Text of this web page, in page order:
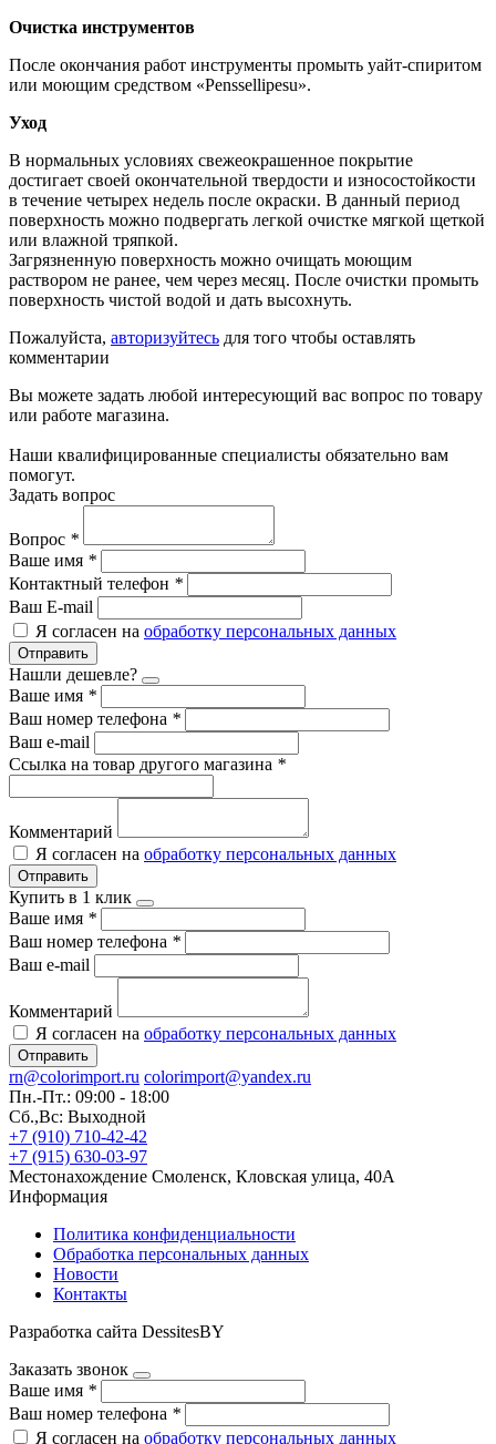
Очистка инструментов
После окончания работ инструменты промыть уайт-спиритом
или моющим средством «Penssellipesu».
Уход
В нормальных условиях свежеокрашенное покрытие
достигает своей окончательной твердости и износостойкости
в течение четырех недель после окраски. В данный период
поверхность можно подвергать легкой очистке мягкой щеткой
или влажной тряпкой.
Загрязненную поверхность можно очищать моющим
раствором не ранее, чем через месяц. После очистки промыть
поверхность чистой водой и дать высохнуть.
Пожалуйста, авторизуйтесь для того чтобы оставлять
комментарии
Вы можете задать любой интересующий вас вопрос по товару
или работе магазина.
Наши квалифицированные специалисты обязательно вам
помогут.
Задать вопрос
Вопрос *
Ваше имя *
Контактный телефон *
Ваш E-mail
Я согласен на обработку персональных данных
Отправить
Нашли дешевле?
Ваше имя *
Ваш номер телефона *
Ваш e-mail
Ссылка на товар другого магазина *
Комментарий
Я согласен на обработку персональных данных
Отправить
Купить в 1 клик
Ваше имя *
Ваш номер телефона *
Ваш e-mail
Комментарий
Я согласен на обработку персональных данных
Отправить
rn@colorimport.ru colorimport@yandex.ru
Пн.-Пт.: 09:00 - 18:00
Сб.,Вс: Выходной
+7 (910) 710-42-42
+7 (915) 630-03-97
Местонахождение Смоленск, Кловская улица, 40А
Информация
Политика конфиденциальности
Обработка персональных данных
Новости
Контакты
Разработка сайта DessitesBY
Заказать звонок
Ваше имя *
Ваш номер телефона *
Я согласен на обработку персональных данных